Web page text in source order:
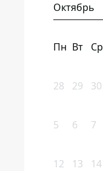
Октябрь
Пн Вт Ср
28 29 30
5 6 7
12 13 14